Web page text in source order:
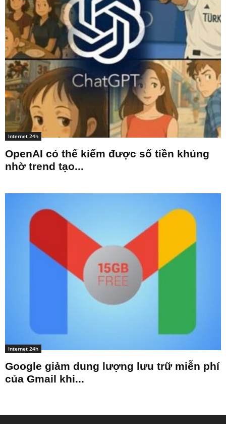
Internet 24h
OpenAI có thể kiếm được số tiền khủng
nhờ trend tạo...
Internet 24h
Google giảm dung lượng lưu trữ miễn phí
của Gmail khi...